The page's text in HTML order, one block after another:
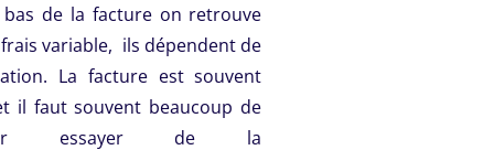
bas de la facture on retrouve
variable, ils dépendent de
La facture est souvent
il faut souvent beaucoup de
essayer de la